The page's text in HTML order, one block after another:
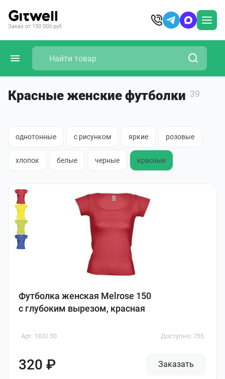
Заказ от 150 000 руб
Красные женские футболки 39
однотонные с рисунком яркие розовые
хлопок белые черные красные
Футболка женская Melrose 150
с глубоким вырезом, красная
Арт. 1832.50 Доступно: 755
320 ₽ Заказать